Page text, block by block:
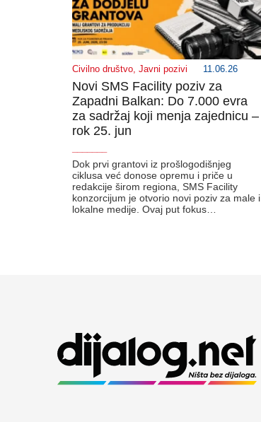
Civilno društvo, Javni pozivi 11.06.26
Novi SMS Facility poziv za
Zapadni Balkan: Do 7.000 evra
za sadržaj koji menja zajednicu –
rok 25. jun
Dok prvi grantovi iz prošlogodišnjeg
ciklusa već donose opremu i priče u
redakcije širom regiona, SMS Facility
konzorcijum je otvorio novi poziv za male i
lokalne medije. Ovaj put fokus…